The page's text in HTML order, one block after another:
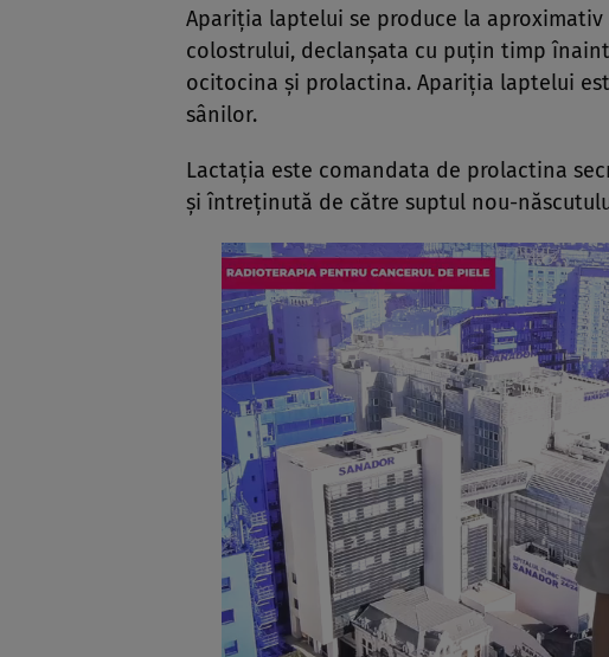
Apariţia laptelui se produce la
colostrului, declanşata cu puţin timp
ocitocina şi prolactina. Apariţia laptelui
sânilor.
Lactaţia este comandata de prolactina
şi întreţinută de către suptul nou-